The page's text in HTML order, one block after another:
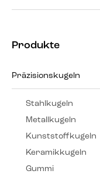
Produkte
Präzisionskugeln
Stahlkugeln
Metallkugeln
Kunststoffkugeln
Keramikkugeln
Gummi